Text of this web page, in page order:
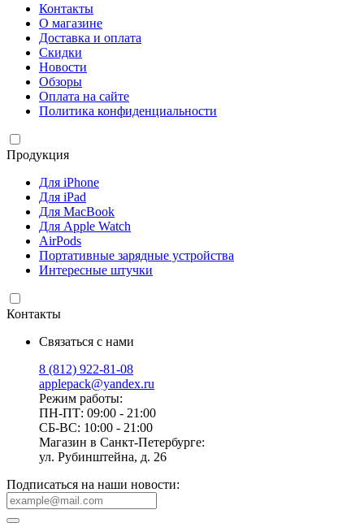
Контакты
О магазине
Доставка и оплата
Скидки
Новости
Обзоры
Оплата на сайте
Политика конфиденциальности
Продукция
Для iPhone
Для iPad
Для MacBook
Для Apple Watch
AirPods
Портативные зарядные устройства
Интересные штучки
Контакты
Связаться с нами
8 (812) 922-81-08
applepack@yandex.ru
Режим работы:
ПН-ПТ: 09:00 - 21:00
СБ-ВС: 10:00 - 21:00
Магазин в Санкт-Петербурге:
ул. Рубинштейна, д. 26
Подписаться на наши новости: